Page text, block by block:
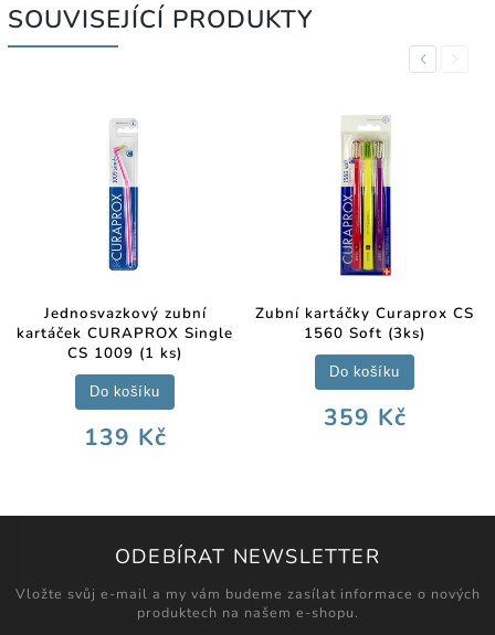
SOUVISEJÍCÍ PRODUKTY
Previous
Jednosvazkový zubní
kartáček CURAPROX Single
CS 1009 (1 ks)
139 Kč
Do košíku
Zubní kartáčky Curaprox CS
1560 Soft (3ks)
359 Kč
Do košíku
Next
ODEBÍRAT NEWSLETTER
Vložte svůj e-mail a my vám budeme zasílat informace o nových
produktech na našem e-shopu.